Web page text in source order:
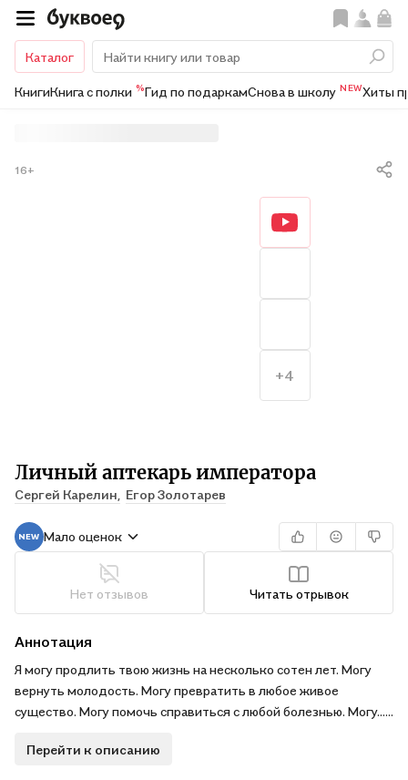
Каталог
КнигиКнига с полки %Гид по подаркамСнова в школу NEWХиты
Личный аптекарь императора
Сергей Карелин, Егор Золотарев
16+
Мало оценок
Нет отзывов Читать отрывок
+4
Аннотация
Я могу продлить твою жизнь на несколько сотен лет. Могу
вернуть молодость. Могу превратить в любое живое
существо. Могу помочь справиться с любой болезнью. Могу…
Ведь из тела гранд-мастера алхимика попал в чужой мир, в
Перейти к описанию